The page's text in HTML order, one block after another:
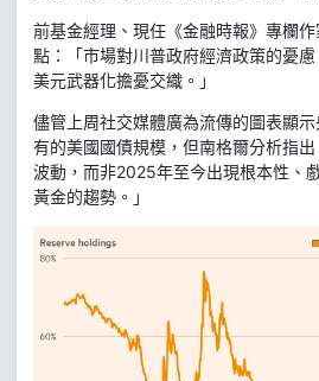
前基金經理、現任《金融時報》專欄
點：「市場對川普政府經濟政策的憂
美元武器化擔憂交織。」
儘管上周社交媒體廣為流傳的圖表顯
有的美國國債規模，但南格爾分析指
波動，而非2025年至今出現根本性、
黃金的趨勢。」